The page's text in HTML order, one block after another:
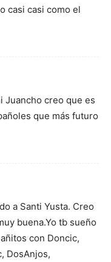
casi casi como el
Juancho creo que es
que más futuro
a Santi Yusta. Creo
buena.Yo tb sueño
con Doncic,
DosAnjos,